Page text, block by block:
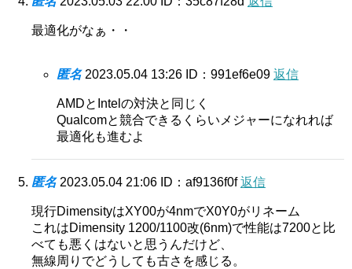
最適化がなぁ・・
匿名 2023.05.04 13:26 ID：991ef6e09 返信
AMDとIntelの対決と同じく
Qualcomと競合できるくらいメジャーになれれば
最適化も進むよ
匿名 2023.05.04 21:06 ID：af9136f0f返信
現行DimensityはXY00が4nmでX0Y0がリネーム
これはDimensity 1200/1100改(6nm)で性能は7200と比
べても悪くはないと思うんだけど、
無線周りでどうしても古さを感じる。